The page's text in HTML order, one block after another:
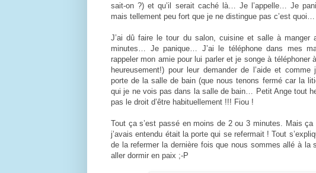
sait-on ?) et qu’il serait caché là… Je l’appelle… Je
mais tellement peu fort que je ne distingue pas c’est quoi…
J’ai dû faire le tour du salon, cuisine et salle à
minutes… Je panique… J’ai le téléphone dans mes
rappeler mon amie pour lui parler et je songe à téléphoner
heureusement!) pour leur demander de l’aide et comme
porte de la salle de bain (que nous tenons fermé car la
qui je ne vois pas dans la salle de bain… Petit Ange tout
pas le droit d’être habituellement !!! Fiou !
Tout ça s’est passé en moins de 2 ou 3 minutes. Mais
j’avais entendu était la porte qui se refermait ! Tout
de la refermer la dernière fois que nous sommes allé à la
aller dormir en paix ;-P